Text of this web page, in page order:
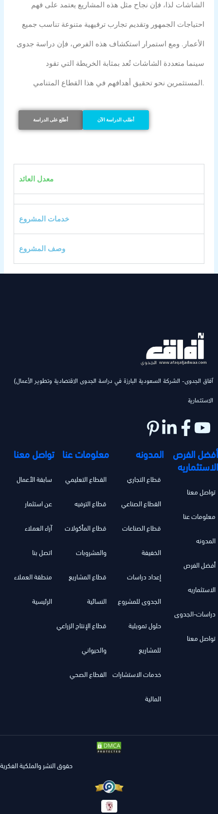
الشاشات لذا، فإن نجاح مثل هذه المشاريع يعتمد على فهم
احتياجات الجمهور وتقديم تجارب ترفيهية متنوعة تناسب جميع
الأعمار. ومع استمرار استكشاف هذه الفرص، فإن دراسة جدوى
سينما متعددة الشاشات تُعد بمثابة الخريطة التي تقود
المستثمرين نحو تحقيق أهدافهم في هذا القطاع المتنامي.
أطلع على الدراسة أطلب الدراسة الآن
معدل العائد
خدمات المشروع
وصف المشروع
(ٱفاق الجدوى- الشركة السعودية البارزة في دراسة الجدوى الاقتصادية وتطوير الأعمال
الاستثمارية
تواصل معنا
سابقة الأعمال
عن استثمار
آراء العملاء
اتصل بنا
منطقة العملاء
الرئيسية
معلومات عنا
القطاع التعليمي
قطاع الترفيه
قطاع المأكولات
والمشروبات
قطاع المشاريع
النسائية
قطاع الإنتاج الزراعي
والحيواني
القطاع الصحي
المدونه
قطاع التجاري
القطاع الصناعي
قطاع الصناعات
الخفيفة
إعداد دراسات
الجدوى للمشروع
حلول تمويلية
للمشاريع
خدمات الاستشارات
المالية
أفضل الفرص
الاستثماريه
تواصل معنا
معلومات عنا
المدونه
أفضل الفرص
الاستثماريه
دراسات-الجدوى
تواصل معنا
حقوق النشر والملكية الفكرية